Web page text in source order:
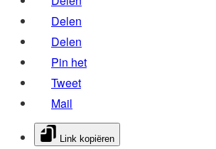
Delen
Delen
Pin het
Tweet
Mail
Link kopiëren